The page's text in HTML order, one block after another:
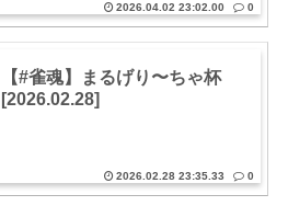
2026.04.02 23:02.00 0
【#雀魂】まるげり〜ちゃ杯
[2026.02.28]
2026.02.28 23:35.33 0